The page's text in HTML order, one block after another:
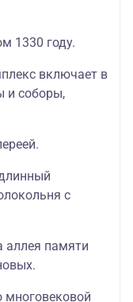
1330 году.
включает в
и соборы,
с
аллея памяти
многовековой